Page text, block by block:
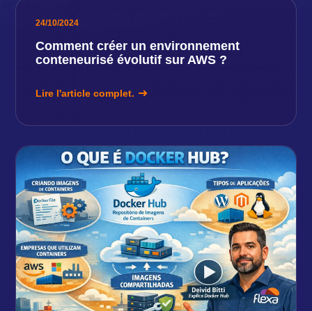
24/10/2024
Comment créer un environnement
conteneurisé évolutif sur AWS ?
Lire l'article complet.